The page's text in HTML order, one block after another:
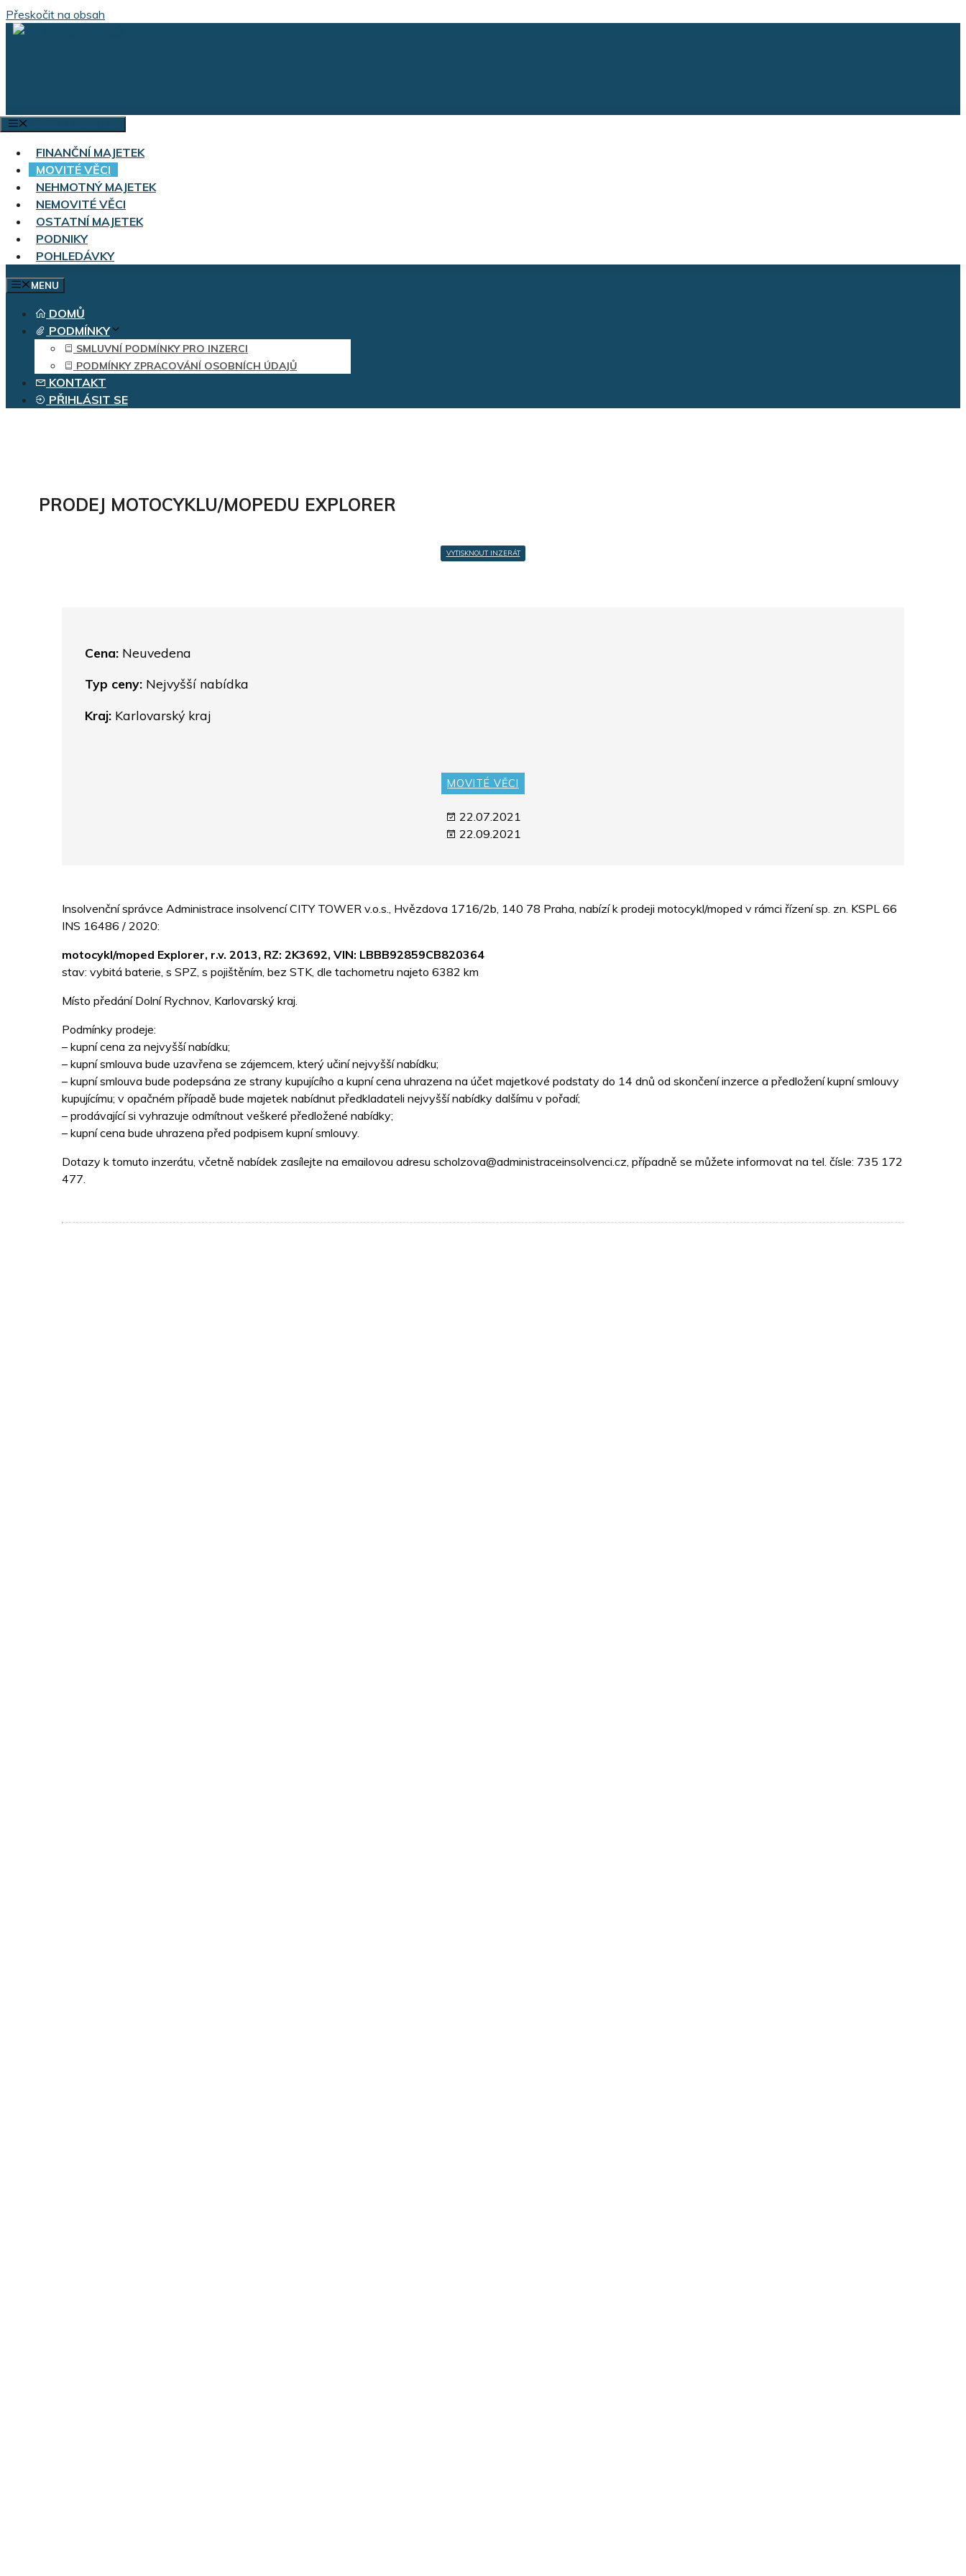
Přeskočit na obsah
FINANČNÍ MAJETEK
MOVITÉ VĚCI
NEHMOTNÝ MAJETEK
NEMOVITÉ VĚCI
OSTATNÍ MAJETEK
PODNIKY
POHLEDÁVKY
MENU
DOMŮ
PODMÍNKY
SMLUVNÍ PODMÍNKY PRO INZERCI
PODMÍNKY ZPRACOVÁNÍ OSOBNÍCH ÚDAJŮ
KONTAKT
PŘIHLÁSIT SE
PRODEJ MOTOCYKLU/MOPEDU EXPLORER
VYTISKNOUT INZERÁT
Cena: Neuvedena
Typ ceny: Nejvyšší nabídka
Kraj: Karlovarský kraj
MOVITÉ VĚCI
22.07.2021
22.09.2021
Insolvenční správce Administrace insolvencí CITY TOWER v.o.s., Hvězdova 1716/2b, 140 78 Praha, nabízí k prodeji motocykl/moped v rámci řízení sp. zn. KSPL 66
INS 16486 / 2020:
motocykl/moped Explorer, r.v. 2013, RZ: 2K3692, VIN: LBBB92859CB820364
stav: vybitá baterie, s SPZ, s pojištěním, bez STK, dle tachometru najeto 6382 km
Místo předání Dolní Rychnov, Karlovarský kraj.
Podmínky prodeje:
– kupní cena za nejvyšší nabídku;
– kupní smlouva bude uzavřena se zájemcem, který učiní nejvyšší nabídku;
– kupní smlouva bude podepsána ze strany kupujícího a kupní cena uhrazena na účet majetkové podstaty do 14 dnů od skončení inzerce a předložení kupní smlouvy
kupujícímu; v opačném případě bude majetek nabídnut předkladateli nejvyšší nabídky dalšímu v pořadí;
– prodávající si vyhrazuje odmítnout veškeré předložené nabídky;
– kupní cena bude uhrazena před podpisem kupní smlouvy.
Dotazy k tomuto inzerátu, včetně nabídek zasílejte na emailovou adresu scholzova@administraceinsolvenci.cz, případně se můžete informovat na tel. čísle: 735 172
477.